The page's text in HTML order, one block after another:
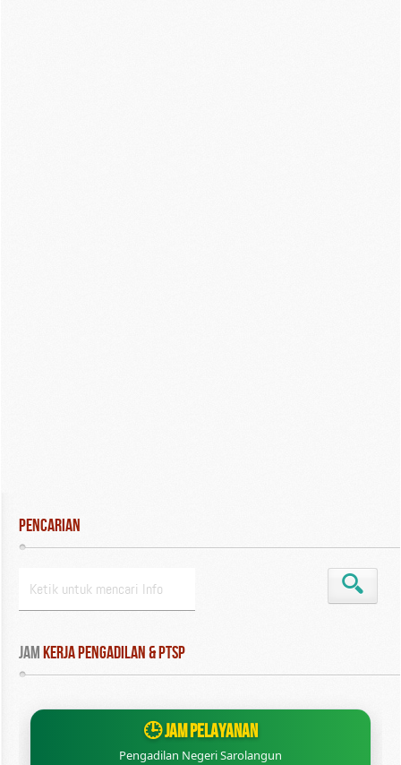
Pencarian
Jam Kerja Pengadilan & PTSP
🕒 JAM PELAYANAN
Pengadilan Negeri Sarolangun